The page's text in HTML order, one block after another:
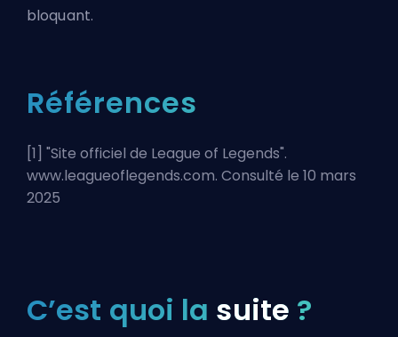
bloquant.
Références
[1] "Site officiel de League of Legends".
www.leagueoflegends.com. Consulté le 10 mars
2025
C’est quoi la suite ?